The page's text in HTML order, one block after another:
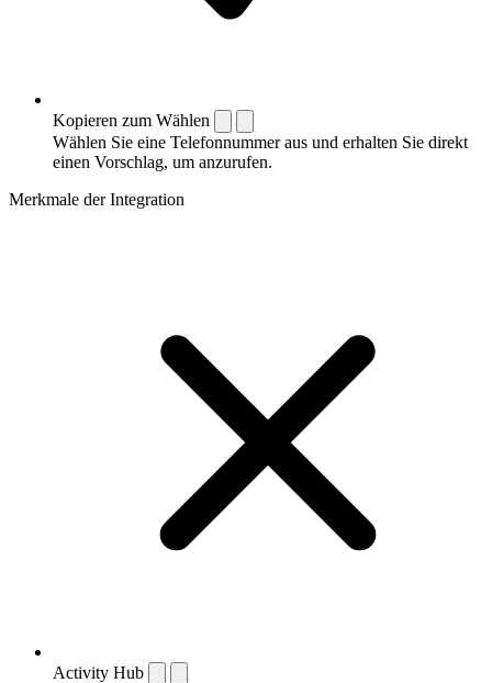
Kopieren zum Wählen
Wählen Sie eine Telefonnummer aus und erhalten Sie direkt
einen Vorschlag, um anzurufen.
Merkmale der Integration
Activity Hub